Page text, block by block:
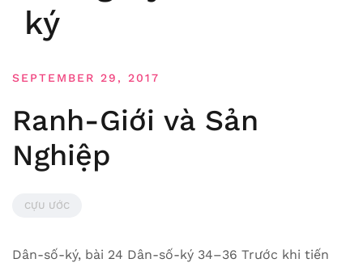
ký
SEPTEMBER 29, 2017
Ranh-Giới và Sản
Nghiệp
CỰU ƯỚC
Dân-số-ký, bài 24 Dân-số-ký 34–36 Trước khi tiến